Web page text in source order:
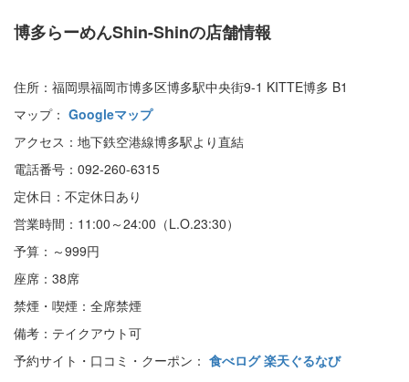
博多らーめんShin-Shinの店舗情報
住所：福岡県福岡市博多区博多駅中央街9-1 KITTE博多 B1
マップ： Googleマップ
アクセス：地下鉄空港線博多駅より直結
電話番号：092-260-6315
定休日：不定休日あり
営業時間：11:00～24:00（L.O.23:30）
予算：～999円
座席：38席
禁煙・喫煙：全席禁煙
備考：テイクアウト可
予約サイト・口コミ・クーポン： 食べログ楽天ぐるなび